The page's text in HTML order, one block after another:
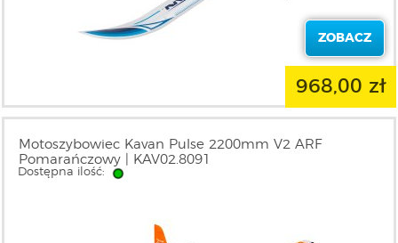
ZOBACZ
968,00 zł
Motoszybowiec Kavan Pulse 2200mm V2 ARF
Pomarańczowy | KAV02.8091
Dostępna ilość: